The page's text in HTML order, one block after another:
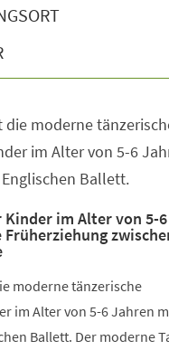
die moderne
im Alter von 5-6
Ballett.
im Alter von 5-6
moderne tänzerische
im Alter von 5-6 Jahren
Ballett. Der moderne